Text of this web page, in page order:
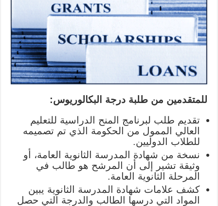
للمتقدمين من طلبة درجة البكالوريوس:
تقديم طلب لبرنامج المنح الدراسية للتعليم
العالي الممول من الحكومة الذي تم تصميمه
للطلاب الدوليين.
نسخة من شهادة المدرسة الثانوية العامة، أو
وثيقة تشير إلى أن المرشح هو طالب في
المرحلة الثانوية العامة.
كشف علامات شهادة المدرسة الثانوية يبين
المواد التي درسها الطالب والدرجة التي حصل